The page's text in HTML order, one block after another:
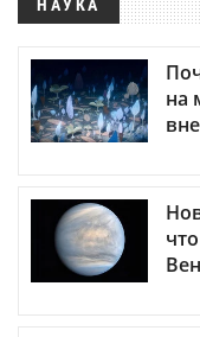
НАУКА
на